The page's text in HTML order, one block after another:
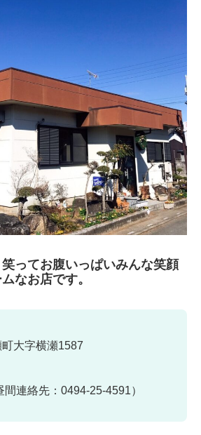
ってお腹いっぱいみんな笑顔
なお店です。
大字横瀬1587
連絡先：0494-25-4591）